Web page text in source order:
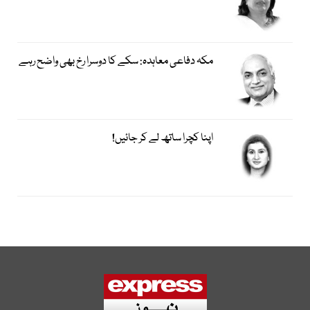
مکہ دفاعی معاہدہ: سکے کا دوسرا رخ بھی واضح رہے
اپنا کچرا ساتھ لے کر جائیں!